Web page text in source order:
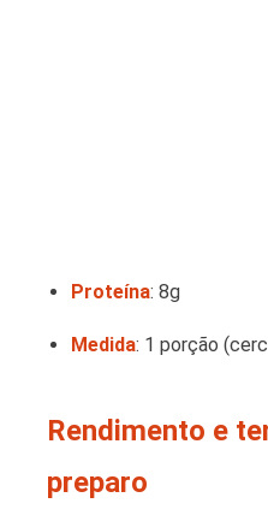
Proteína: 8g
Medida: 1 porção
Rendimento e
preparo